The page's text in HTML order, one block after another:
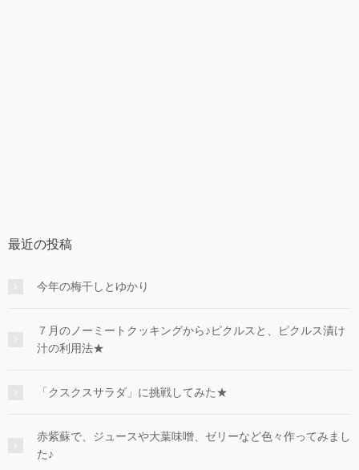
最近の投稿
今年の梅干しとゆかり
７月のノーミートクッキングから♪ピクルスと、ピクルス漬け
汁の利用法★
「クスクスサラダ」に挑戦してみた★
赤紫蘇で、ジュースや大葉味噌、ゼリーなど色々作ってみまし
た♪